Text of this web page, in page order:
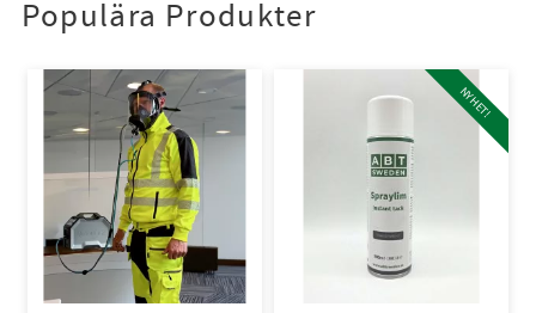
Populära Produkter
NYHET!